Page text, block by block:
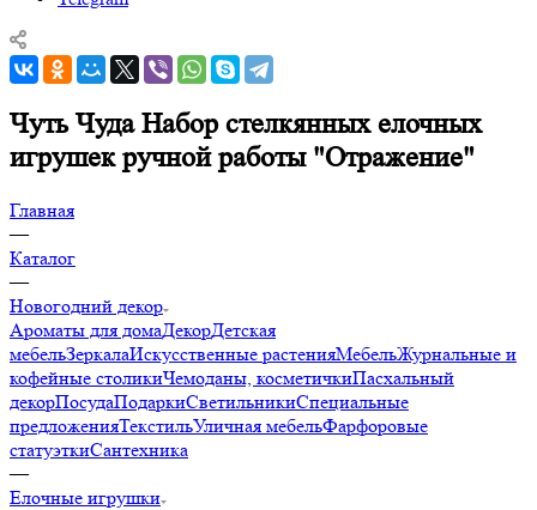
Чуть Чуда Набор стелкянных елочных
игрушек ручной работы "Отражение"
Главная
—
Каталог
—
Новогодний декор
Ароматы для домаДекорДетская
мебельЗеркалаИскусственные растенияМебельЖурнальные и
кофейные столикиЧемоданы, косметичкиПасхальный
декорПосудаПодаркиСветильникиСпециальные
предложенияТекстильУличная мебельФарфоровые
статуэткиСантехника
—
Елочные игрушки